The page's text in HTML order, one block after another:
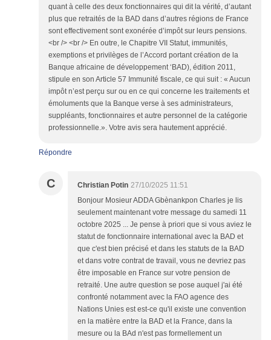
quant à celle des deux fonctionnaires qui dit la vérité, d’autant
plus que retraités de la BAD dans d’autres régions de France
sont effectivement sont exonérée d’impôt sur leurs pensions.
<br /> <br /> En outre, le Chapitre VII Statut, immunités,
exemptions et privilèges de l’Accord portant création de la
Banque africaine de développement ‘BAD), édition 2011,
stipule en son Article 57 Immunité fiscale, ce qui suit : « Aucun
impôt n’est perçu sur ou en ce qui concerne les traitements et
émoluments que la Banque verse à ses administrateurs,
suppléants, fonctionnaires et autre personnel de la catégorie
professionnelle.». Votre avis sera hautement apprécié.
Répondre
C Christian Potin 27/10/2025 11:51
Bonjour Mosieur ADDA Gbènankpon Charles je lis
seulement maintenant votre message du samedi 11
octobre 2025 ... Je pense à priori que si vous aviez le
statut de fonctionnaire international avec la BAD et
que c'est bien précisé et dans les statuts de la BAD
et dans votre contrat de travail, vous ne devriez pas
être imposable en France sur votre pension de
retraité. Une autre question se pose auquel j'ai été
confronté notamment avec la FAO agence des
Nations Unies est est-ce qu'il existe une convention
en la matière entre la BAD et la France, dans la
mesure ou la BAd n'est pas formellement un